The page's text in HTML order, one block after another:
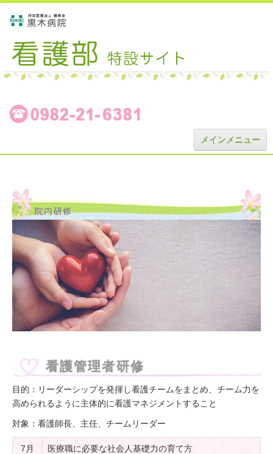
メインメニュー
看護部理念
教育体制
勤務サポート体制
委員会活動
看護師募集
看護部Q&A
看護管理者研修
目的：リーダーシップを発揮し看護チームをまとめ、チーム力を
高められるように主体的に看護マネジメントすること
対象：看護師長、主任、チームリーダー
7月 医療職に必要な社会人基礎力の育て方